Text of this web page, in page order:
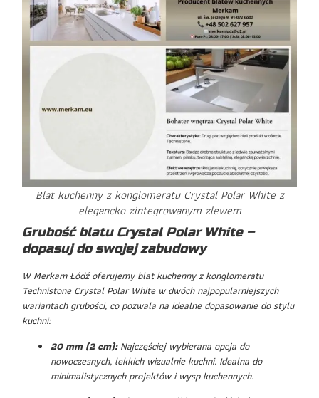
Blat kuchenny z konglomeratu Crystal Polar White z
elegancko zintegrowanym zlewem
Grubość blatu Crystal Polar White –
dopasuj do swojej zabudowy
W Merkam Łódź oferujemy blat kuchenny z konglomeratu
Technistone Crystal Polar White w dwóch najpopularniejszych
wariantach grubości, co pozwala na idealne dopasowanie do stylu
kuchni:
20 mm (2 cm):Najczęściej wybierana opcja do
nowoczesnych, lekkich wizualnie kuchni. Idealna do
minimalistycznych projektów i wysp kuchennych.